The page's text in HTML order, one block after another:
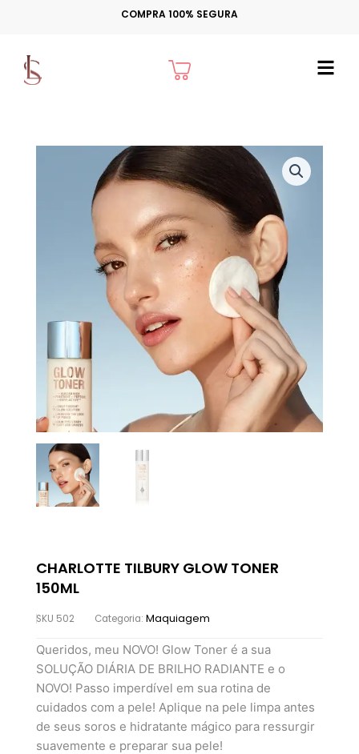
conteúdo
COMPRA 100% SEGURA
Cart
CHARLOTTE TILBURY GLOW TONER
150ML
SKU 502 Categoria: Maquiagem
Queridos, meu NOVO! Glow Toner é a sua
SOLUÇÃO DIÁRIA DE BRILHO RADIANTE e o
NOVO! Passo imperdível em sua rotina de
cuidados com a pele! Aplique na pele limpa antes
de seus soros e hidratante mágico para ressurgir
suavemente e preparar sua pele!